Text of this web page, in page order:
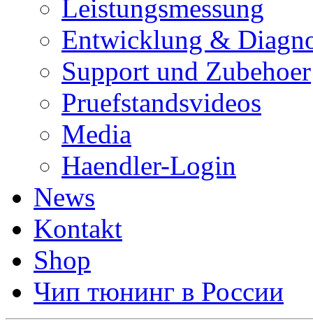
Leistungsmessung
Entwicklung &
Support und Zubehoer
Pruefstandsvideos
Media
Haendler-Login
News
Kontakt
Shop
Чип тюнинг в России